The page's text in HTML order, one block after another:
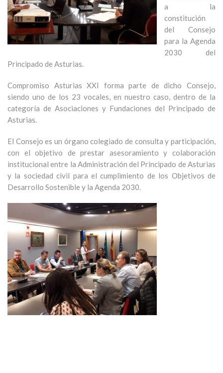
a la
constitución
del Consejo
para la Agenda
2030 del
Principado de Asturias.
Compromiso Asturias XXI forma parte de dicho Consejo,
siendo uno de los 23 vocales, en nuestro caso, dentro de la
categoría de Asociaciones y Fundaciones del Principado de
Asturias.
El Consejo es un órgano colegiado de consulta y participación,
con el objetivo de prestar asesoramiento y colaboración
institucional entre la Administración del Principado de Asturias
y la sociedad civil para el cumplimiento de los Objetivos de
Desarrollo Sostenible y la Agenda 2030.